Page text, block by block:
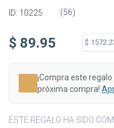
ID: 10225 (56)
$ 89.95
¡Compra este regalo
próxima compra!
ESTE REGALO HA SIDO